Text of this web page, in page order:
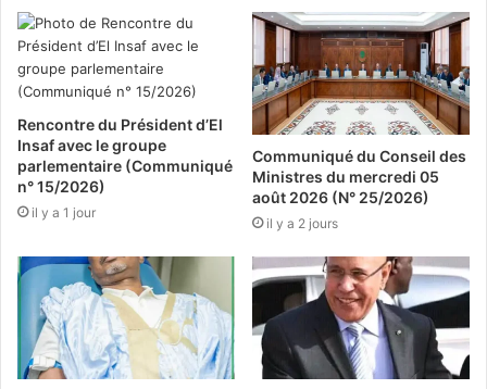
Rencontre du Président d’El
Insaf avec le groupe
parlementaire (Communiqué
n° 15/2026)
il y a 1 jour
Communiqué du Conseil des
Ministres du mercredi 05
août 2026 (N° 25/2026)
il y a 2 jours